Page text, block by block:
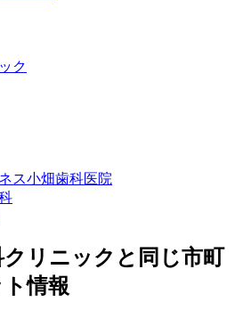
ク
ス小畑歯科医院
リニックと同じ市町
情報